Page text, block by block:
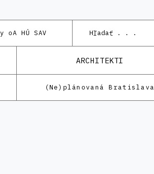
oA HÚ SAV
ARCHITEKTI
(Ne)plánovaná Bratislava